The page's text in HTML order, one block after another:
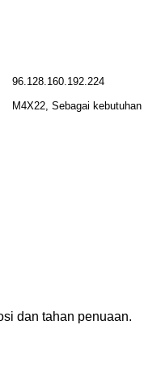
96.128.160.192.224
M4X22, Sebagai
dan tahan penuaan.